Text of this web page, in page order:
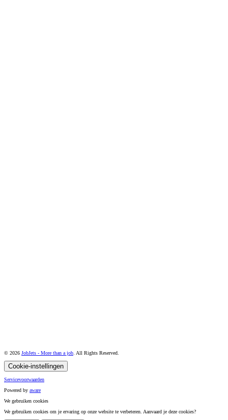
© 2026 JobJets - More than a job . All Rights Reserved.
Cookie-instellingen
Servicevoorwaarden
Powered by aware
We gebruiken cookies
We gebruiken cookies om je ervaring op onze website te verbeteren. Aanvaard je deze cookies?